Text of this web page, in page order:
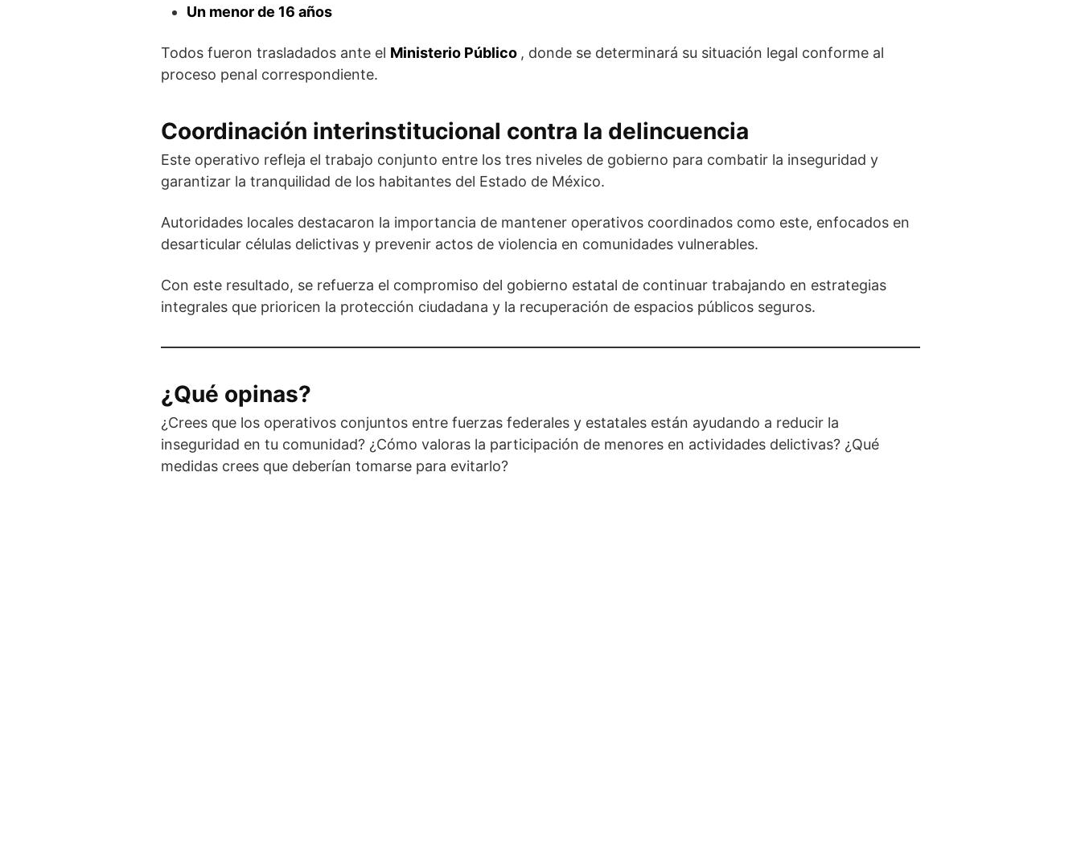
Un menor de 16 años
Todos fueron trasladados ante el Ministerio Público , donde se determinará su situación legal conforme al
proceso penal correspondiente.
Coordinación interinstitucional contra la delincuencia
Este operativo refleja el trabajo conjunto entre los tres niveles de gobierno para combatir la inseguridad y
garantizar la tranquilidad de los habitantes del Estado de México.
Autoridades locales destacaron la importancia de mantener operativos coordinados como este, enfocados en
desarticular células delictivas y prevenir actos de violencia en comunidades vulnerables.
Con este resultado, se refuerza el compromiso del gobierno estatal de continuar trabajando en estrategias
integrales que prioricen la protección ciudadana y la recuperación de espacios públicos seguros.
¿Qué opinas?
¿Crees que los operativos conjuntos entre fuerzas federales y estatales están ayudando a reducir la
inseguridad en tu comunidad? ¿Cómo valoras la participación de menores en actividades delictivas? ¿Qué
medidas crees que deberían tomarse para evitarlo?